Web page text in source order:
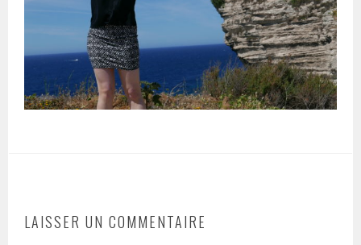
LAISSER UN COMMENTAIRE